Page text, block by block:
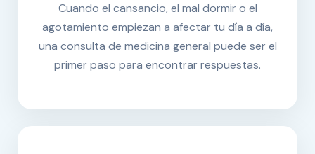
Cuando el cansancio, el mal dormir o el
agotamiento empiezan a afectar tu día a día,
una consulta de medicina general puede ser el
primer paso para encontrar respuestas.